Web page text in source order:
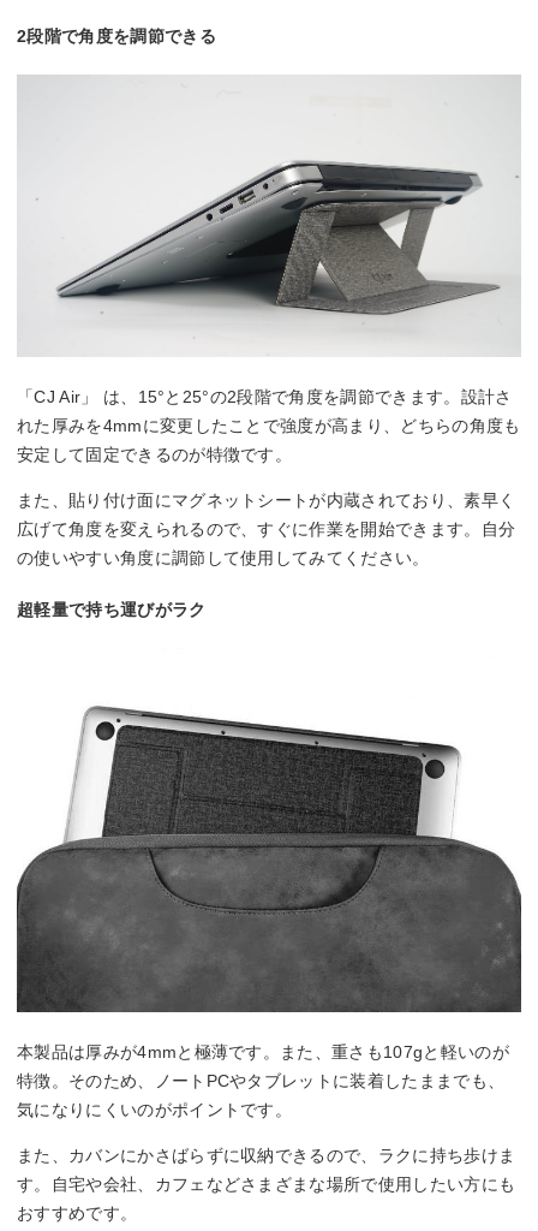
2段階で角度を調節できる
「CJ Air」 は、15°と25°の2段階で角度を調節できます。設計さ
れた厚みを4mmに変更したことで強度が高まり、どちらの角度も
安定して固定できるのが特徴です。
また、貼り付け面にマグネットシートが内蔵されており、素早く
広げて角度を変えられるので、すぐに作業を開始できます。自分
の使いやすい角度に調節して使用してみてください。
超軽量で持ち運びがラク
本製品は厚みが4mmと極薄です。また、重さも107gと軽いのが
特徴。そのため、ノートPCやタブレットに装着したままでも、
気になりにくいのがポイントです。
また、カバンにかさばらずに収納できるので、ラクに持ち歩けま
す。自宅や会社、カフェなどさまざまな場所で使用したい方にも
おすすめです。